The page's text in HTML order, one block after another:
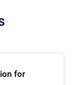
for